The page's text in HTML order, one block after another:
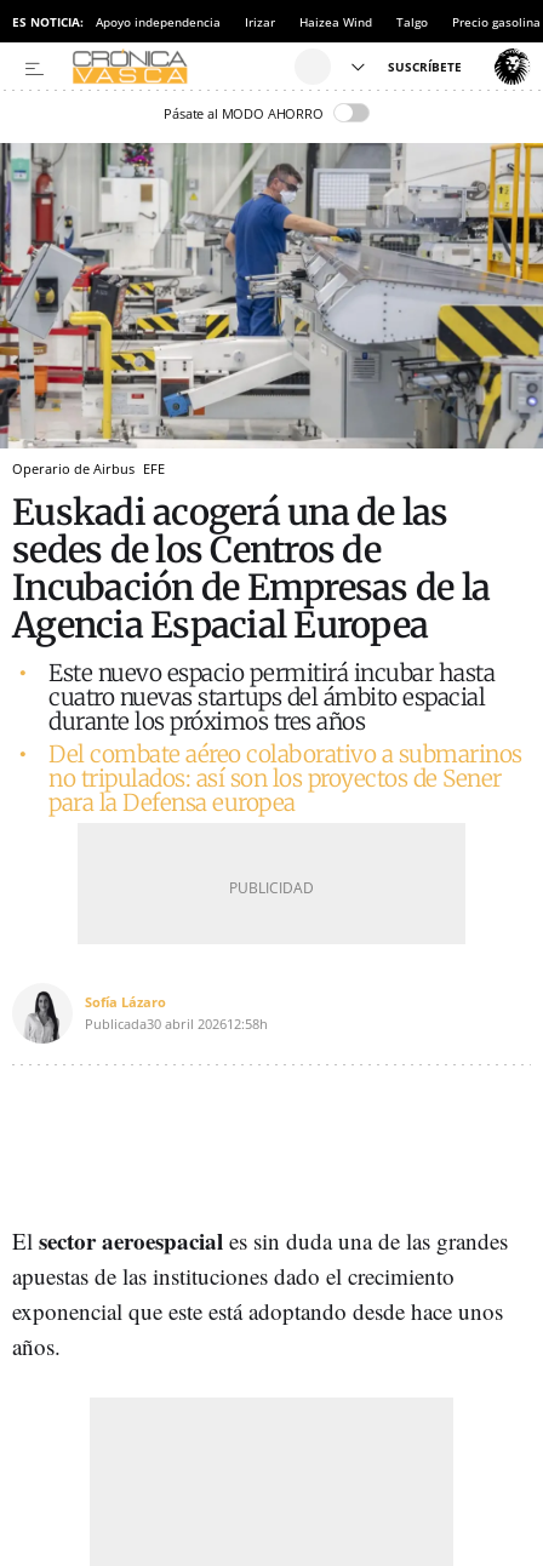
ES NOTICIA: Apoyo independencia Irizar Haizea Wind Talgo Precio gasolina
Pásate al MODO AHORRO
Operario de Airbus EFE
Euskadi acogerá una de las
sedes de los Centros de
Incubación de Empresas de la
Agencia Espacial Europea
Este nuevo espacio permitirá incubar hasta
cuatro nuevas startups del ámbito espacial
durante los próximos tres años
Del combate aéreo colaborativo a submarinos
no tripulados: así son los proyectos de Sener
para la Defensa europea
Sofía Lázaro
Publicada30 abril 202612:58h
El sector aeroespacial es sin duda una de las grandes
apuestas de las instituciones dado el crecimiento
exponencial que este está adoptando desde hace unos
años.